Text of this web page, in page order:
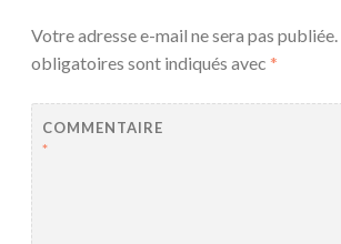
Votre adresse e-mail ne sera pas publiée.
obligatoires sont indiqués avec *
COMMENTAIRE
*